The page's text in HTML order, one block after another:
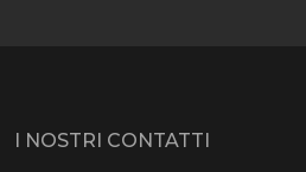
I NOSTRI CONTATTI